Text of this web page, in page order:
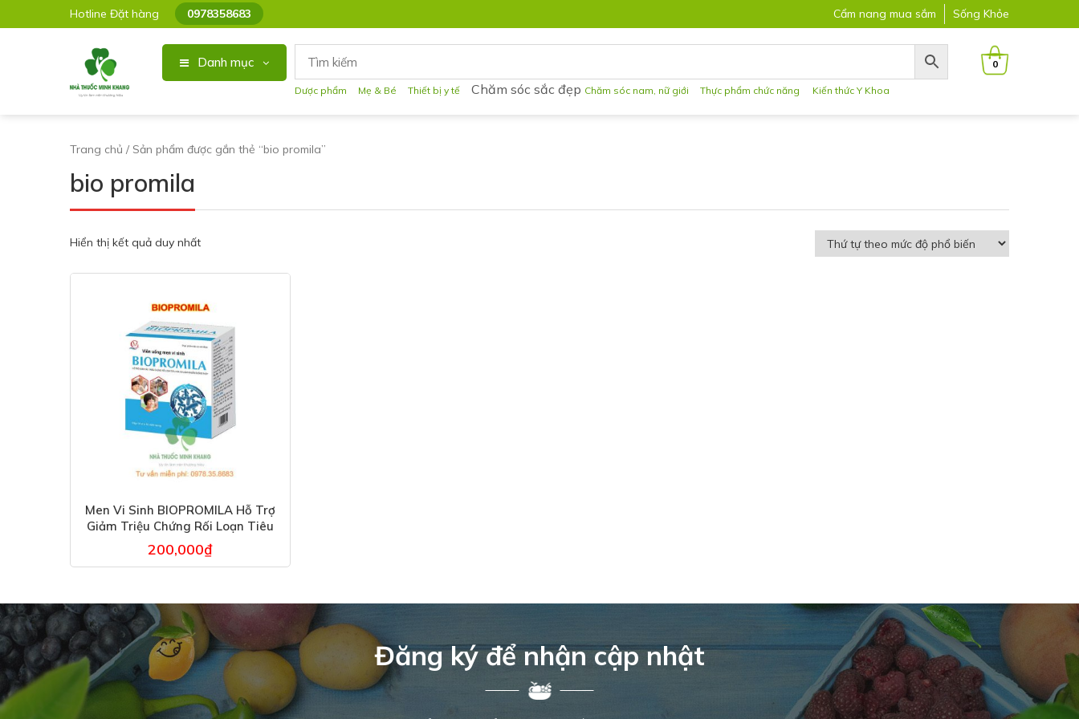
Hotline Đặt hàng 0978358683 Cẩm nang mua sắm Sống Khỏe
Danh mục
Dược phẩm Mẹ & Bé Thiết bị y tế Chăm sóc sắc đẹp Chăm sóc nam, nữ giới Thực phẩm chức năng Kiến thức Y Khoa
0
Trang chủ / Sản phẩm được gắn thẻ “bio promila”
bio promila
Hiển thị kết quả duy nhất
Men Vi Sinh BIOPROMILA Hỗ Trợ
Giảm Triệu Chứng Rối Loạn Tiêu
Hóa
200,000₫
Đăng ký để nhận cập nhật